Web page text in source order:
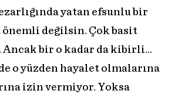
yatan efsunlu bir
önemli değilsin. Çok basit
Ancak bir o kadar da kibirli...
o yüzden hayalet olmalarına
izin vermiyor. Yoksa